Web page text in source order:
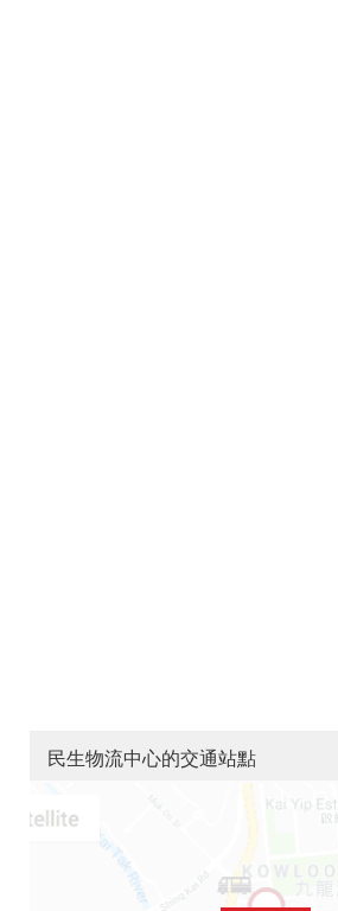
民生物流中心的交通站點